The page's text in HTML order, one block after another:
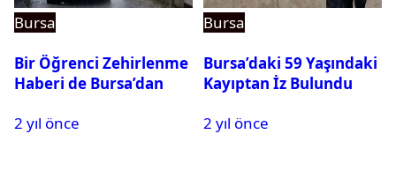
Bursa
Bir Öğrenci Zehirlenme
Haberi de Bursa’dan
2 yıl önce
Bursa
Bursa’daki 59 Yaşındaki
Kayıptan İz Bulundu
2 yıl önce